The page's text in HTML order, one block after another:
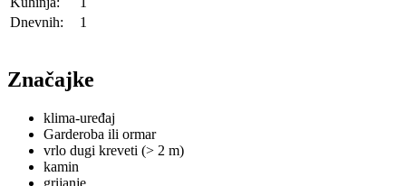
Dnevnih:
1
Značajke
klima-uređaj
Garderoba ili ormar
vrlo dugi kreveti (> 2 m)
kamin
grijanje